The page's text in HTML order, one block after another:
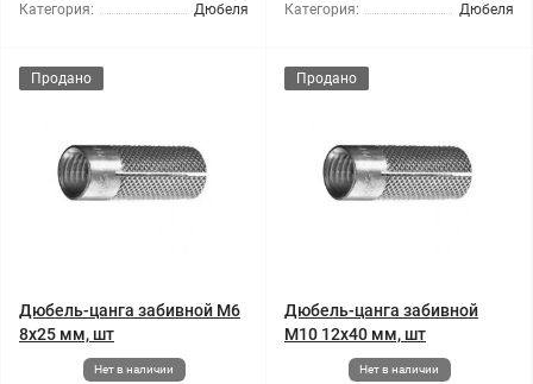
Категория:
Дюбеля
Категория:
Дюбеля
Продано
Дюбель-цанга забивной М6
8x25 мм, шт
Нет в наличии
Продано
Дюбель-цанга забивной
М10 12x40 мм, шт
Нет в наличии